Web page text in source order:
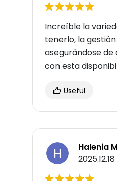
Increíble la
tenerlo, la
asegurándose
con esta
Useful
Halenia
2025.12.18